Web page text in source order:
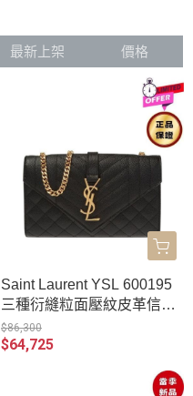
最新上架 價格
Saint Laurent YSL 600195
三種衍縫粒面壓紋皮革信封
包 黑色及金色Logo
$86,300
$64,725